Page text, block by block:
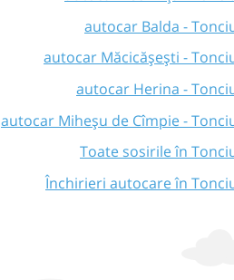
autocar Balda -
autocar Măcicășești -
autocar Herina -
autocar Miheșu de Cîmpie -
Toate sosirile în
Închirieri autocare în